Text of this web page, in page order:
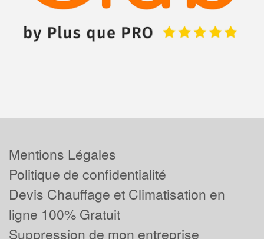
Mentions Légales
Politique de confidentialité
Devis Chauffage et Climatisation en
ligne 100% Gratuit
Suppression de mon entreprise